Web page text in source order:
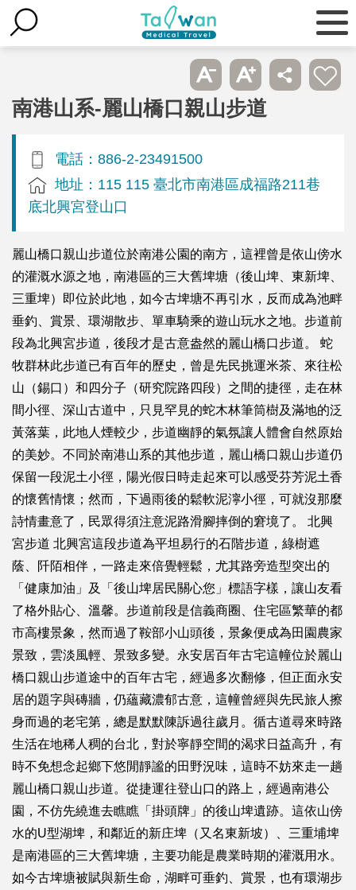
南港山系-麗山橋口親山步道
電話：886-2-23491500
地址：115 115 臺北市南港區成福路211巷
底北興宮登山口
麗山橋口親山步道位於南港公園的南方，這裡曾是依山傍水
的灌溉水源之地，南港區的三大舊埤塘（後山埤、東新埤、
三重埤）即位於此地，如今古埤塘不再引水，反而成為池畔
垂釣、賞景、環湖散步、單車騎乘的遊山玩水之地。步道前
段為北興宮步道，後段才是古意盎然的麗山橋口步道。 蛇
牧群林此步道已有百年的歷史，曾是先民挑運米茶、來往松
山（錫口）和四分子（研究院路四段）之間的捷徑，走在林
間小徑、深山古道中，只見罕見的蛇木林筆筒樹及滿地的泛
黃落葉，此地人煙較少，步道幽靜的氣氛讓人體會自然原始
的美妙。不同於南港山系的其他步道，麗山橋口親山步道仍
保留一段泥土小徑，陽光假日時走起來可以感受芬芳泥土香
的懷舊情懷；然而，下過雨後的鬆軟泥濘小徑，可就沒那麼
詩情畫意了，民眾得須注意泥路滑腳摔倒的窘境了。 北興
宮步道 北興宮這段步道為平坦易行的石階步道，綠樹遮
蔭、阡陌相伴，一路走來倍覺輕鬆，尤其路旁造型突出的
「健康加油」及「後山埤居民關心您」標語字樣，讓山友看
了格外貼心、溫馨。步道前段是信義商圈、住宅區繁華的都
市高樓景象，然而過了鞍部小山頭後，景象便成為田園農家
景致，雲淡風輕、景致多變。永安居百年古宅這幢位於麗山
橋口親山步道途中的百年古宅，經過多次翻修，但正面永安
居的題字與磚牆，仍蘊藏濃郁古意，這幢曾經與先民旅人擦
身而過的老宅第，總是默默陳訴過往歲月。循古道尋來時路
生活在地稀人稠的台北，對於寧靜空間的渴求日益高升，有
時不免想念起鄉下悠閒靜謐的田野況味，這時不妨來走一趟
麗山橋口親山步道。從捷運往登山口的路上，經過南港公
園，不仿先繞進去瞧瞧「掛頭牌」的後山埤遺跡。這依山傍
水的U型湖埤，和鄰近的新庄埤（又名東新坡）、三重埔埤
是南港區的三大舊埤塘，主要功能是農業時期的灌溉用水。
如今古埤塘被賦與新生命，湖畔可垂釣、賞景，也有環湖步